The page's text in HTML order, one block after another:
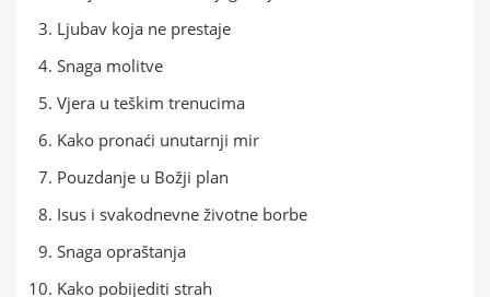
Ljubav koja ne prestaje
Snaga molitve
Vjera u teškim trenucima
Kako pronaći unutarnji mir
Pouzdanje u Božji plan
Isus i svakodnevne životne borbe
Snaga opraštanja
Kako pobijediti strah